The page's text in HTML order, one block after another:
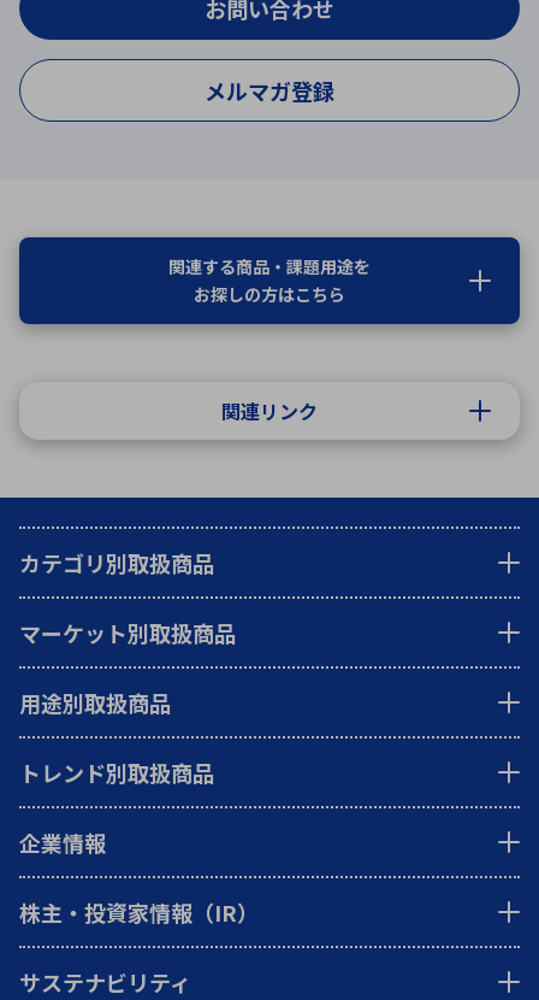
お問い合わせ
メルマガ登録
関連する商品・課題用途を
お探しの方はこちら
関連リンク
カテゴリ別取扱商品
マーケット別取扱商品
用途別取扱商品
トレンド別取扱商品
企業情報
株主・投資家情報（IR）
サステナビリティ